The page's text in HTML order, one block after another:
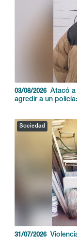
03/08/2026
Atacó a
agredir a un
Sociedad
31/07/2026